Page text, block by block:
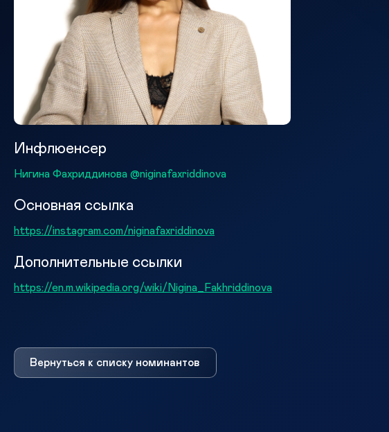
Инфлюенсер
Нигина Фахриддинова @niginafaxriddinova
Основная ссылка
https://instagram.com/niginafaxriddinova
Дополнительные ссылки
https://en.m.wikipedia.org/wiki/Nigina_Fakhriddinova
Вернуться к списку номинантов